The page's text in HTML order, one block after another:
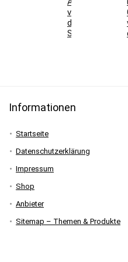
vor
der
Skisaison
Informationen
Startseite
Datenschutzerklärung
Impressum
Shop
Anbieter
Sitemap – Themen & Produkte